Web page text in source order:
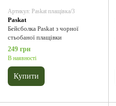
Артикул: Paskat плащівка/3
Paskat
Бейсболка Paskat з чорної
стьобаної плащівки
249 грн
В наявності
Купити